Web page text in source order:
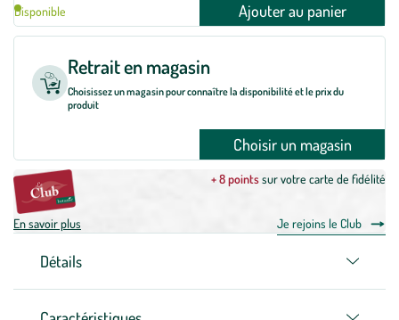
Disponible Ajouter au panier
Retrait en magasin
Choisissez un magasin pour connaître la disponibilité et le prix du
produit
Choisir un magasin
+ 8 pointssur votre carte de fidélité
En savoir plus Je rejoins le Club
Détails